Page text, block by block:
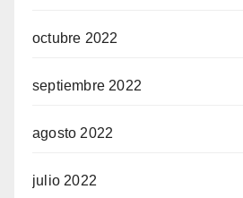
octubre 2022
septiembre 2022
agosto 2022
julio 2022